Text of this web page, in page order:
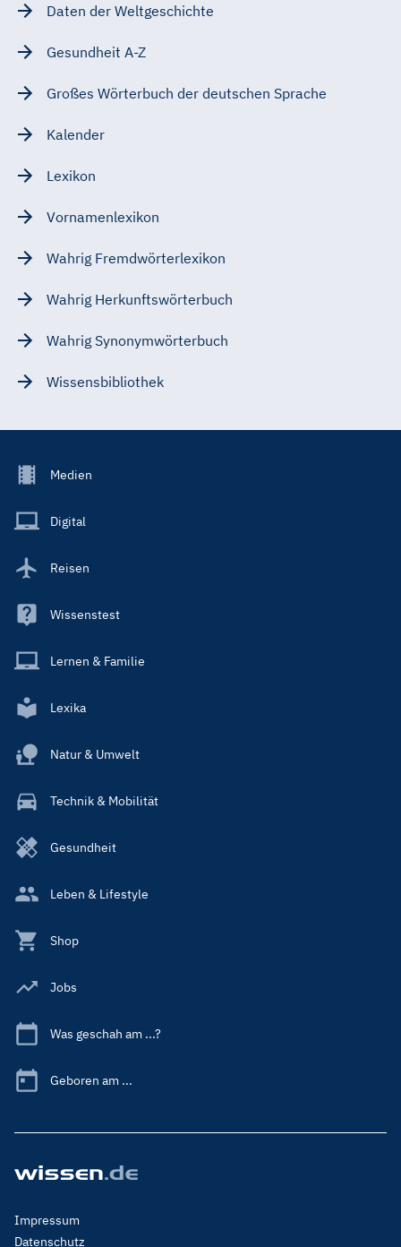
Daten der Weltgeschichte
Gesundheit A-Z
Großes Wörterbuch der deutschen Sprache
Kalender
Lexikon
Vornamenlexikon
Wahrig Fremdwörterlexikon
Wahrig Herkunftswörterbuch
Wahrig Synonymwörterbuch
Wissensbibliothek
Footer
Main
Medien
Digital
Reisen
Wissenstest
Lernen & Familie
Lexika
Natur & Umwelt
Technik & Mobilität
Gesundheit
Leben & Lifestyle
Shop
Jobs
Was geschah am ...?
Geboren am ...
Footer
Menu
Impressum
Datenschutz